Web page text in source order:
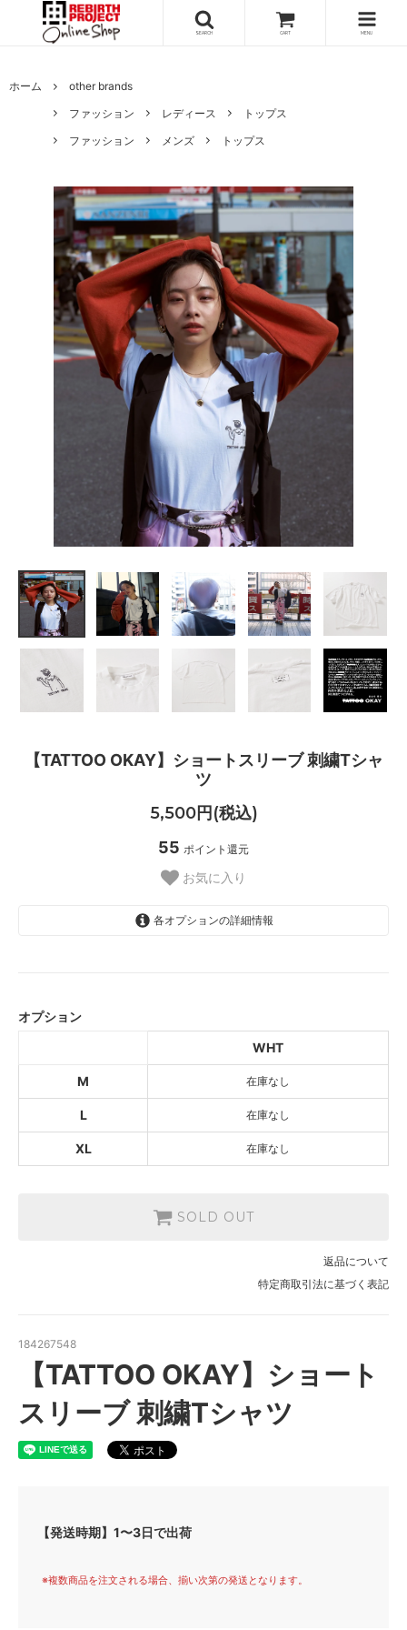
SEARCH CART MENU
ホーム
other brands
ファッション
レディース
トップス
ファッション
メンズ トップス
【TATTOO OKAY】ショートスリーブ 刺繍Tシャ
ツ
5,500円(税込)
55 ポイント還元
お気に入り
各オプションの詳細情報
SOLD OUT
WHT
SOLD OUT
オプション
WHT
M 在庫なし
L 在庫なし
XL 在庫なし
SOLD OUT
返品について
特定商取引法に基づく表記
184267548
【TATTOO OKAY】ショート
スリーブ 刺繍Tシャツ
【発送時期】1〜3日で出荷
※複数商品を注文される場合、揃い次第の発送となります。